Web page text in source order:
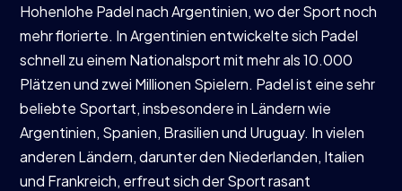
Hohenlohe Padel nach Argentinien, wo der Sport noch
mehr florierte. In Argentinien entwickelte sich Padel
schnell zu einem Nationalsport mit mehr als 10.000
Plätzen und zwei Millionen Spielern. Padel ist eine sehr
beliebte Sportart, insbesondere in Ländern wie
Argentinien, Spanien, Brasilien und Uruguay. In vielen
anderen Ländern, darunter den Niederlanden, Italien
und Frankreich, erfreut sich der Sport rasant